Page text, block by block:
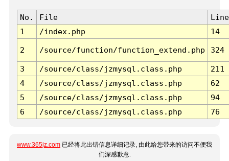
No. File
Line
1
/index.php 14
2 /source/function/function_extend.php 324
3 /source/class/jzmysql.class.php
211
4
/source/class/jzmysql.class.php
62
5
/source/class/jzmysql.class.php
94
6
/source/class/jzmysql.class.php 76
www.365jz.com 已经将此出错信息详细记录, 由此给您带来的访问不便我
们深感歉意.